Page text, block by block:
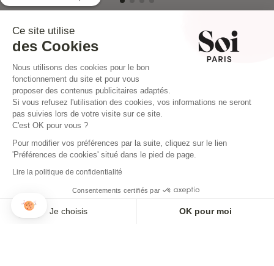
INSTAGRAM
Ce site utilise
des Cookies
Nous utilisons des cookies pour le bon
fonctionnement du site et pour vous
proposer des contenus publicitaires adaptés.
Si vous refusez l'utilisation des cookies, vos informations ne seront
pas suivies lors de votre visite sur ce site.
C'est OK pour vous ?
Pour modifier vos préférences par la suite, cliquez sur le lien
'Préférences de cookies' situé dans le pied de page.
Lire la politique de confidentialité
Consentements certifiés par
Je choisis OK pour moi